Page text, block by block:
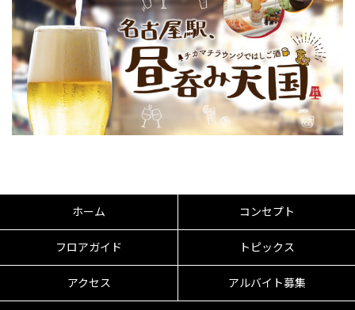
ホーム コンセプト
フロアガイド トピックス
アクセス アルバイト募集